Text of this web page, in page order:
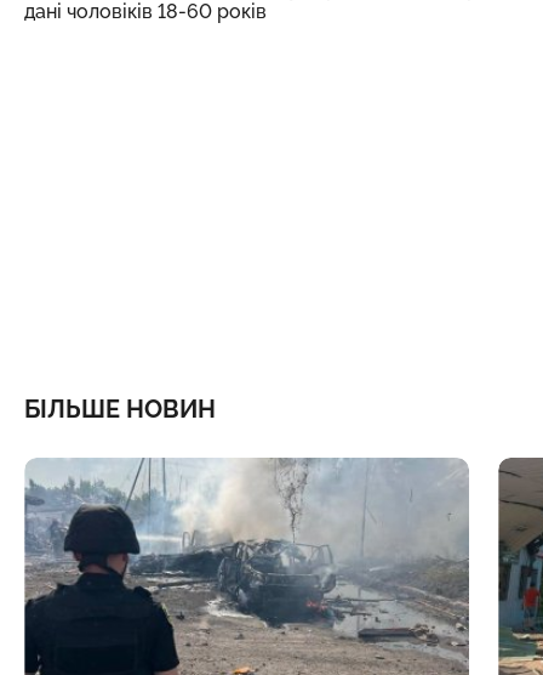
дані чоловіків 18-60 років
БІЛЬШЕ НОВИН